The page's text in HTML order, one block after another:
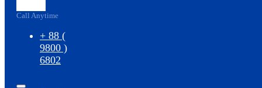
Call Anytime
+ 88 (
9800 )
6802